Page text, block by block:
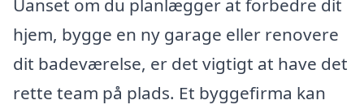
Uanset om du planlægger at forbedre dit
hjem, bygge en ny garage eller renovere
dit badeværelse, er det vigtigt at have det
rette team på plads. Et byggefirma kan